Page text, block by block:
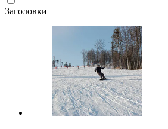
Заголовки